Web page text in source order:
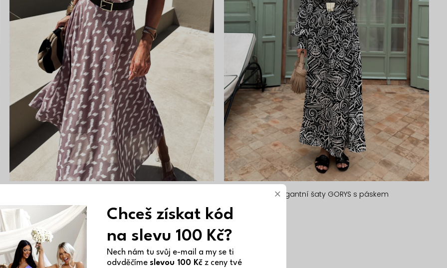
989 Kč
ONESIZE
Černé dlouhé elegantní šaty GORYS s páskem
759 Kč
S/M
×
Chceš získat kód
na slevu 100 Kč?
Nech nám tu svůj e-mail a my se ti
odvděčíme slevou 100 Kč z ceny tvé